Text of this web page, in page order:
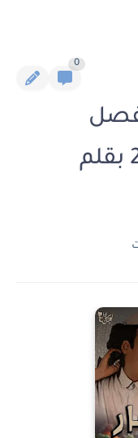
0
السابع و العشرون 27 بقلم